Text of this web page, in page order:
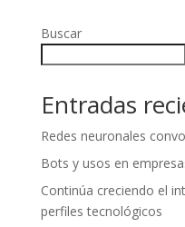
Buscar
Entradas
Redes neuronales
Bots y usos en
Continúa creciendo el
perfiles tecnológicos